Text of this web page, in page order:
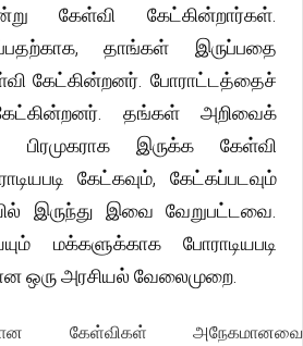
கேள்வி கேட்கின்றார்கள்.
தாங்கள் இருப்பதை
கேட்கின்றனர். போராட்டத்தைச்
தங்கள் அறிவைக்
இருக்க கேள்வி
கேட்கவும், கேட்கப்படவும்
இருந்து இவை வேறுபட்டவை.
மக்களுக்காக போராடியபடி
ஒரு அரசியல் வேலைமுறை.
கேள்விகள் அநேகமானவை